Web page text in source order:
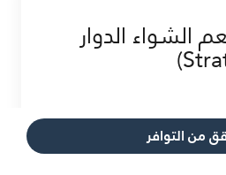
من التوافر
الشواء الدوار